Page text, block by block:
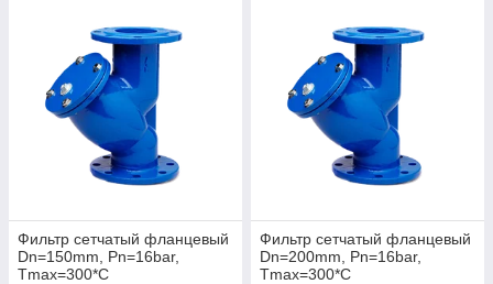
Фильтр сетчатый фланцевый
Dn=150mm, Pn=16bar,
Tmax=300*C
Фильтр сетчатый фланцевый
Dn=200mm, Pn=16bar,
Tmax=300*C